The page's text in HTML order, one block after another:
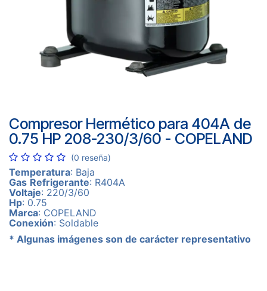
Compresor Hermético para 404A de
0.75 HP 208-230/3/60 - COPELAND
(0 reseña)
Temperatura: Baja
Gas Refrigerante: R404A
Voltaje: 220/3/60
Hp: 0.75
Marca: COPELAND
Conexión: Soldable
* Algunas imágenes son de carácter representativo